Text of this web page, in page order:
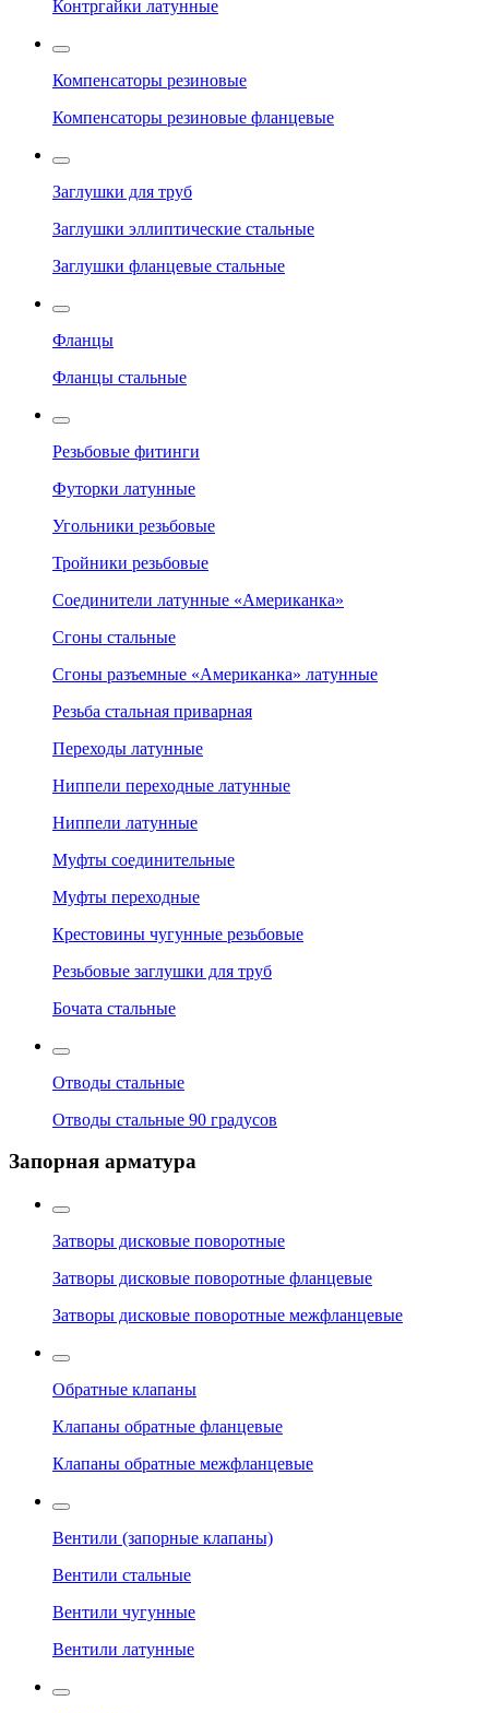
Контргайки латунные
Компенсаторы резиновые
Компенсаторы резиновые фланцевые
Заглушки для труб
Заглушки эллиптические стальные
Заглушки фланцевые стальные
Фланцы
Фланцы стальные
Резьбовые фитинги
Футорки латунные
Угольники резьбовые
Тройники резьбовые
Соединители латунные «Американка»
Сгоны стальные
Сгоны разъемные «Американка» латунные
Резьба стальная приварная
Переходы латунные
Ниппели переходные латунные
Ниппели латунные
Муфты соединительные
Муфты переходные
Крестовины чугунные резьбовые
Резьбовые заглушки для труб
Бочата стальные
Отводы стальные
Отводы стальные 90 градусов
Запорная арматура
Затворы дисковые поворотные
Затворы дисковые поворотные фланцевые
Затворы дисковые поворотные межфланцевые
Обратные клапаны
Клапаны обратные фланцевые
Клапаны обратные межфланцевые
Вентили (запорные клапаны)
Вентили стальные
Вентили чугунные
Вентили латунные